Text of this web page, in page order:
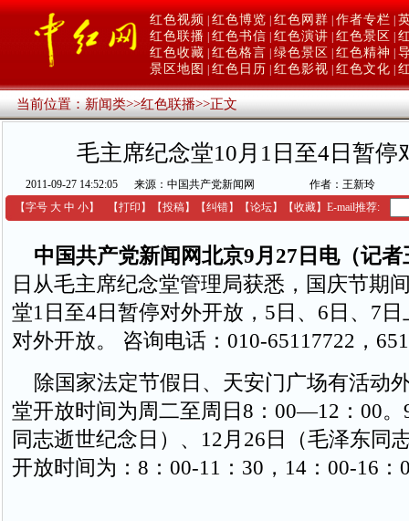
红色视频 红色博览 红色网群 作者专栏
红色联播 红色书信 红色演讲 红色景区
红色收藏 红色格言 绿色景区 红色精神
景区地图
红色日历 红色影视 红色文化
当前位置：新闻类>>红色联播>>正文
毛主席纪念堂10月1日至4日暂停
2011-09-27 14:52:05 来源：中国共产党新闻网
作者：王新玲
【字号 大 中 小】 【打印 】 【投稿】 【纠错】 【论坛】 【收藏】 E-mail推荐:
中国共产党新闻网北京9月27日电（记者
日从毛主席纪念堂管理局获悉，国庆节期
堂1日至4日暂停对外开放，5日、6日、7日
对外开放。 咨询电话：010-65117722，
除国家法定节假日、天安门广场有活动
堂开放时间为周二至周日8：00—12：00。
同志逝世纪念日）、12月26日（毛泽东同
开放时间为：8：00-11：30，14：00-16：